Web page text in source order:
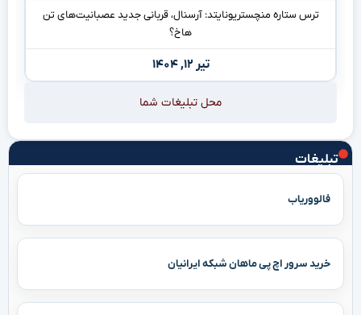
تبلیغات
فالووریاب
خرید سرور اچ پی ماهان شبکه ایرانیان
ترس ستاره منچستریونایتد: آرسنال، قربانی جدید عصبانیت‌های تن
هاخ؟
تیر ۱۲, ۱۴۰۴
محل تبلیغات شما